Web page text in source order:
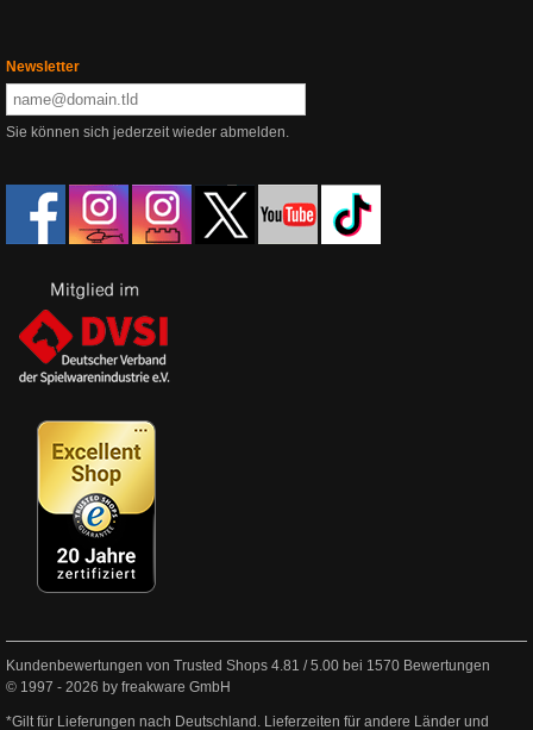
Newsletter
Sie können sich jederzeit wieder abmelden.
Kundenbewertungen von Trusted Shops 4.81 /5.00 bei 1570 Bewertungen
© 1997 - 2026 by freakware GmbH
*Gilt für Lieferungen nach Deutschland. Lieferzeiten für andere Länder und